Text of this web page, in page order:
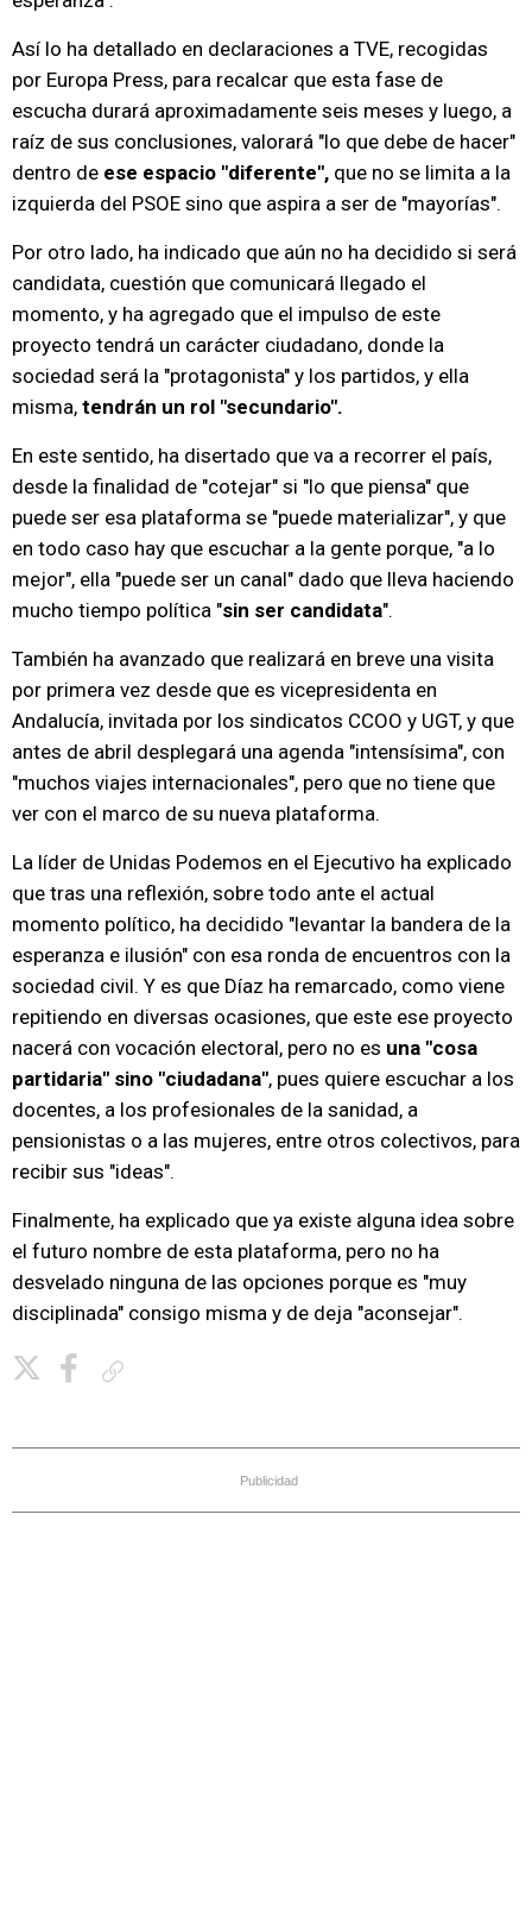
Así lo ha detallado en declaraciones a TVE, recogidas
por Europa Press, para recalcar que esta fase de
escucha durará aproximadamente seis meses y luego, a
raíz de sus conclusiones, valorará "lo que debe de hacer"
dentro de ese espacio "diferente", que no se limita a la
izquierda del PSOE sino que aspira a ser de "mayorías".
Por otro lado, ha indicado que aún no ha decidido si será
candidata, cuestión que comunicará llegado el
momento, y ha agregado que el impulso de este
proyecto tendrá un carácter ciudadano, donde la
sociedad será la "protagonista" y los partidos, y ella
misma, tendrán un rol "secundario".
En este sentido, ha disertado que va a recorrer el país,
desde la finalidad de "cotejar" si "lo que piensa" que
puede ser esa plataforma se "puede materializar", y que
en todo caso hay que escuchar a la gente porque, "a lo
mejor", ella "puede ser un canal" dado que lleva haciendo
mucho tiempo política "sin ser candidata".
También ha avanzado que realizará en breve una visita
por primera vez desde que es vicepresidenta en
Andalucía, invitada por los sindicatos CCOO y UGT, y que
antes de abril desplegará una agenda "intensísima", con
"muchos viajes internacionales", pero que no tiene que
ver con el marco de su nueva plataforma.
La líder de Unidas Podemos en el Ejecutivo ha explicado
que tras una reflexión, sobre todo ante el actual
momento político, ha decidido "levantar la bandera de la
esperanza e ilusión" con esa ronda de encuentros con la
sociedad civil. Y es que Díaz ha remarcado, como viene
repitiendo en diversas ocasiones, que este ese proyecto
nacerá con vocación electoral, pero no es una "cosa
partidaria" sino "ciudadana", pues quiere escuchar a los
docentes, a los profesionales de la sanidad, a
pensionistas o a las mujeres, entre otros colectivos, para
recibir sus "ideas".
Finalmente, ha explicado que ya existe alguna idea sobre
el futuro nombre de esta plataforma, pero no ha
desvelado ninguna de las opciones porque es "muy
disciplinada" consigo misma y de deja "aconsejar".
Publicidad